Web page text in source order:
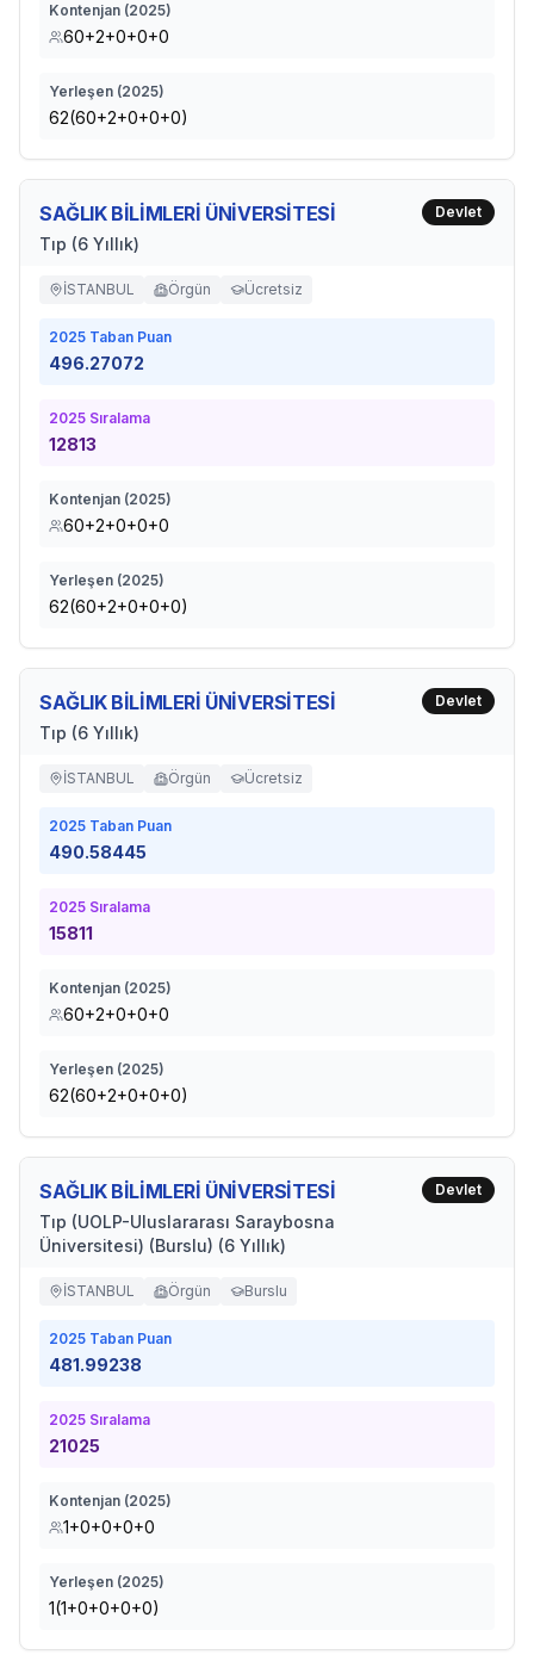
Kontenjan (2025)
60+2+0+0+0
Yerleşen (2025)
62(60+2+0+0+0)
SAĞLIK BİLİMLERİ ÜNİVERSİTESİ
Tıp (6 Yıllık)
Devlet
İSTANBUL Örgün Ücretsiz
2025 Taban Puan
496.27072
2025 Sıralama
12813
Kontenjan (2025)
60+2+0+0+0
Yerleşen (2025)
62(60+2+0+0+0)
SAĞLIK BİLİMLERİ ÜNİVERSİTESİ
Tıp (6 Yıllık)
Devlet
İSTANBUL Örgün Ücretsiz
2025 Taban Puan
490.58445
2025 Sıralama
15811
Kontenjan (2025)
60+2+0+0+0
Yerleşen (2025)
62(60+2+0+0+0)
SAĞLIK BİLİMLERİ ÜNİVERSİTESİ
Tıp (UOLP-Uluslararası Saraybosna
Üniversitesi) (Burslu) (6 Yıllık)
Devlet
İSTANBUL Örgün Burslu
2025 Taban Puan
481.99238
2025 Sıralama
21025
Kontenjan (2025)
1+0+0+0+0
Yerleşen (2025)
1(1+0+0+0+0)